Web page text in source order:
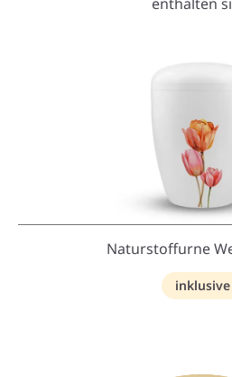
Naturstoffurne
inklusive